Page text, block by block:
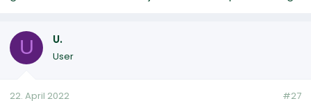
U U.
User
22. April 2022 #27